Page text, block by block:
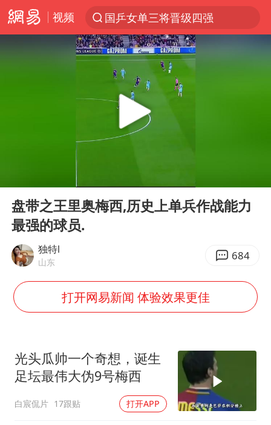
视频
国乒女单三将晋级四强
光影经济撬动暑期消费新蓝海
马克·艾伦退出斯诺克中国公开赛
白海豚将正面袭击贯穿浙江
杭州全市有序停课
老挝国会主席赛宋蓬逝世
Play
盘带之王里奥梅西,历史上单兵作战能力
最强的球员.
独特l
山东 684
打开网易新闻 体验效果更佳
光头瓜帅一个奇想，诞生
足坛最伟大伪9号梅西
白宸侃片 17跟贴 打开APP